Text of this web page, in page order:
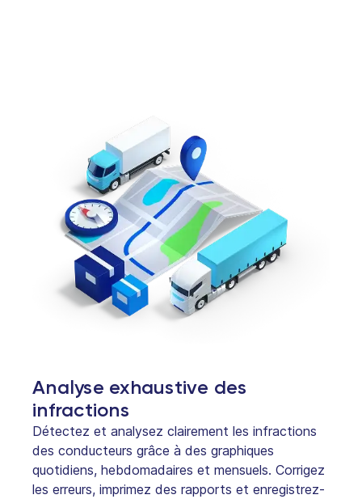
Analyse exhaustive des
infractions
Détectez et analysez clairement les infractions
des conducteurs grâce à des graphiques
quotidiens, hebdomadaires et mensuels. Corrigez
les erreurs, imprimez des rapports et enregistrez-